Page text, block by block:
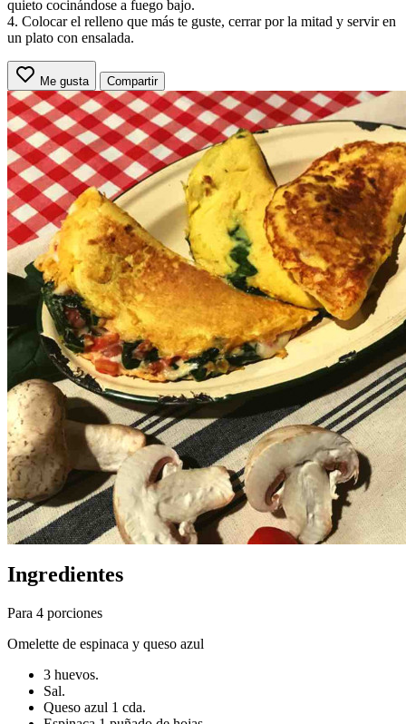
quieto cocinándose a fuego bajo.
4. Colocar el relleno que más te guste, cerrar por la mitad y servir en
un plato con ensalada.
Me gusta Compartir
Ingredientes
Para 4 porciones
Omelette de espinaca y queso azul
3 huevos.
Sal.
Queso azul 1 cda.